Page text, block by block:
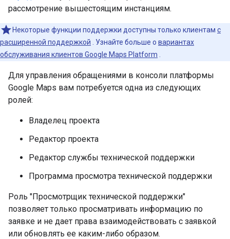
рассмотрение вышестоящим инстанциям.
Некоторые функции поддержки доступны только клиентам с
расширенной поддержкой . Узнайте больше о вариантах
обслуживания клиентов Google Maps Platform
Для управления обращениями в консоли платформы
Google Maps вам потребуется одна из следующих
ролей:
Владелец проекта
Редактор проекта
Редактор службы технической поддержки
Программа просмотра технической поддержки
Роль "Просмотрщик технической поддержки"
позволяет только просматривать информацию по
заявке и не дает права взаимодействовать с заявкой
или обновлять ее каким-либо образом.